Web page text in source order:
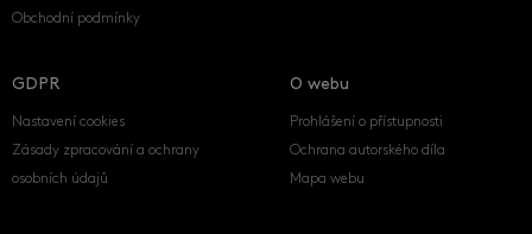
Obchodní podmínky
GDPR
Nastavení cookies
Zásady zpracování a ochrany
osobních údajů
O webu
Prohlášení o přístupnosti
Ochrana autorského díla
Mapa webu